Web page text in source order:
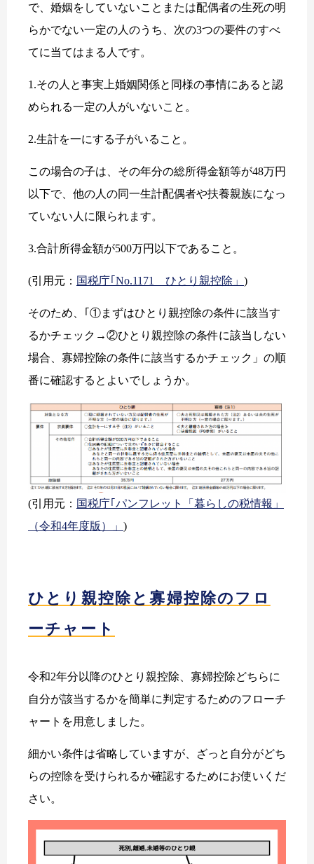
で、婚姻をしていないことまたは配偶者の生死の明
らかでない一定の人のうち、次の3つの要件のすべ
てに当てはまる人です。
1.その人と事実上婚姻関係と同様の事情にあると認
められる一定の人がいないこと。
2.生計を一にする子がいること。
この場合の子は、その年分の総所得金額等が48万円
以下で、他の人の同一生計配偶者や扶養親族になっ
ていない人に限られます。
3.合計所得金額が500万円以下であること。
(引用元： 国税庁｢No.1171 ひとり親控除」 )
そのため、｢①まずはひとり親控除の条件に該当す
るかチェック→②ひとり親控除の条件に該当しない
場合、寡婦控除の条件に該当するかチェック」の順
番に確認するとよいでしょうか。
(引用元： 国税庁｢パンフレット「暮らしの税情報」
（令和4年度版）」 )
ひとり親控除と寡婦控除のフロ
ーチャート
令和2年分以降のひとり親控除、寡婦控除どちらに
自分が該当するかを簡単に判定するためのフローチ
ャートを用意しました。
細かい条件は省略していますが、ざっと自分がどち
らの控除を受けられるか確認するためにお使いくだ
さい。